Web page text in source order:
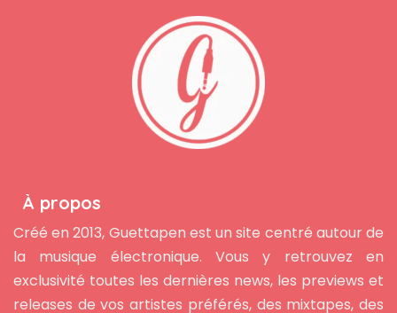
À propos
Créé en 2013, Guettapen est un site centré autour de
la musique électronique. Vous y retrouvez en
exclusivité toutes les dernières news, les previews et
releases de vos artistes préférés, des mixtapes, des